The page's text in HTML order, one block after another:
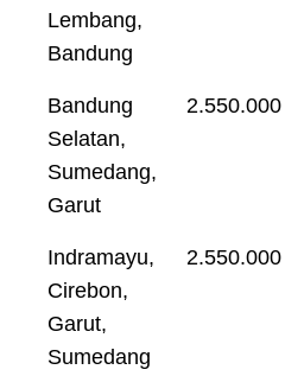
Lembang,
Bandung
Bandung
Selatan,
Sumedang,
Garut
2.550.000
Indramayu,
Cirebon,
Garut,
Sumedang
2.550.000